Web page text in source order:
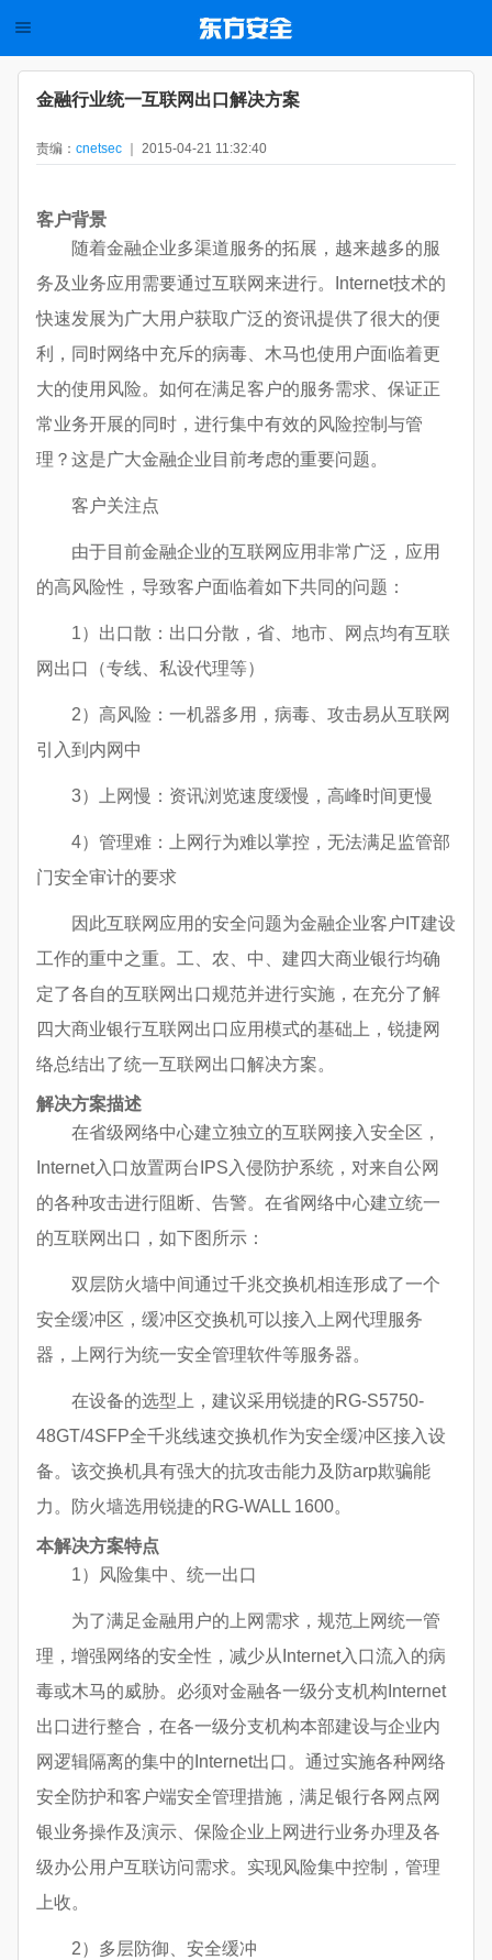
金融行业统一互联网出口解决方案
责编： cnetsec ｜ 2015-04-21 11:32:40
客户背景
随着金融企业多渠道服务的拓展，越来越多的服
务及业务应用需要通过互联网来进行。Internet技术的
快速发展为广大用户获取广泛的资讯提供了很大的便
利，同时网络中充斥的病毒、木马也使用户面临着更
大的使用风险。如何在满足客户的服务需求、保证正
常业务开展的同时，进行集中有效的风险控制与管
理？这是广大金融企业目前考虑的重要问题。
客户关注点
由于目前金融企业的互联网应用非常广泛，应用
的高风险性，导致客户面临着如下共同的问题：
1）出口散：出口分散，省、地市、网点均有互联
网出口（专线、私设代理等）
2）高风险：一机器多用，病毒、攻击易从互联网
引入到内网中
3）上网慢：资讯浏览速度缓慢，高峰时间更慢
4）管理难：上网行为难以掌控，无法满足监管部
门安全审计的要求
因此互联网应用的安全问题为金融企业客户IT建设
工作的重中之重。工、农、中、建四大商业银行均确
定了各自的互联网出口规范并进行实施，在充分了解
四大商业银行互联网出口应用模式的基础上，锐捷网
络总结出了统一互联网出口解决方案。
解决方案描述
在省级网络中心建立独立的互联网接入安全区，
Internet入口放置两台IPS入侵防护系统，对来自公网
的各种攻击进行阻断、告警。在省网络中心建立统一
的互联网出口，如下图所示：
双层防火墙中间通过千兆交换机相连形成了一个
安全缓冲区，缓冲区交换机可以接入上网代理服务
器，上网行为统一安全管理软件等服务器。
在设备的选型上，建议采用锐捷的RG-S5750-
48GT/4SFP全千兆线速交换机作为安全缓冲区接入设
备。该交换机具有强大的抗攻击能力及防arp欺骗能
力。防火墙选用锐捷的RG-WALL 1600。
本解决方案特点
1）风险集中、统一出口
为了满足金融用户的上网需求，规范上网统一管
理，增强网络的安全性，减少从Internet入口流入的病
毒或木马的威胁。必须对金融各一级分支机构Internet
出口进行整合，在各一级分支机构本部建设与企业内
网逻辑隔离的集中的Internet出口。通过实施各种网络
安全防护和客户端安全管理措施，满足银行各网点网
银业务操作及演示、保险企业上网进行业务办理及各
级办公用户互联访问需求。实现风险集中控制，管理
上收。
2）多层防御、安全缓冲